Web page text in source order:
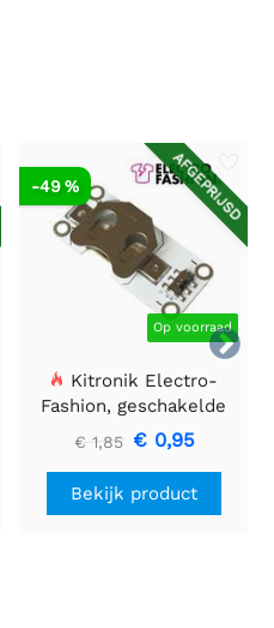

AFGEPRIJSD
Op voorraad
-49 %
Kitronik Electro-
Fashion, geschakelde
knoopcelhouder -
CR2032
€ 1,85 € 0,95
Bekijk product